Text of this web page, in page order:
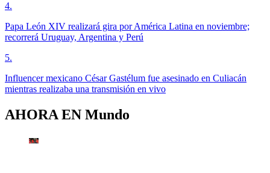
4.
Papa León XIV realizará gira por América Latina en noviembre;
recorrerá Uruguay, Argentina y Perú
5.
Influencer mexicano César Gastélum fue asesinado en Culiacán
mientras realizaba una transmisión en vivo
AHORA EN Mundo